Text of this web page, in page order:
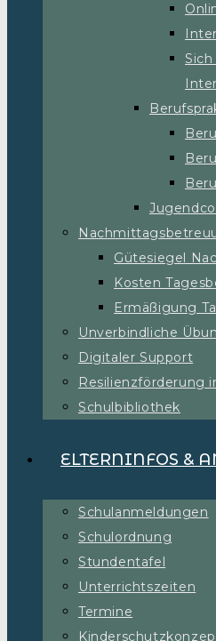
Gütesiegel
Kosten
Ermäßigung
Unverbindliche
Digitaler Support
Resilienzförderung
Schulbibliothek
ELTERNINFOS &
Schulanmeldungen
Schulordnung
Stundentafel
Unterrichtszeiten
Termine